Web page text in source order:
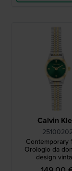
Calvin
25100202
Contemporary
Orologio da
design